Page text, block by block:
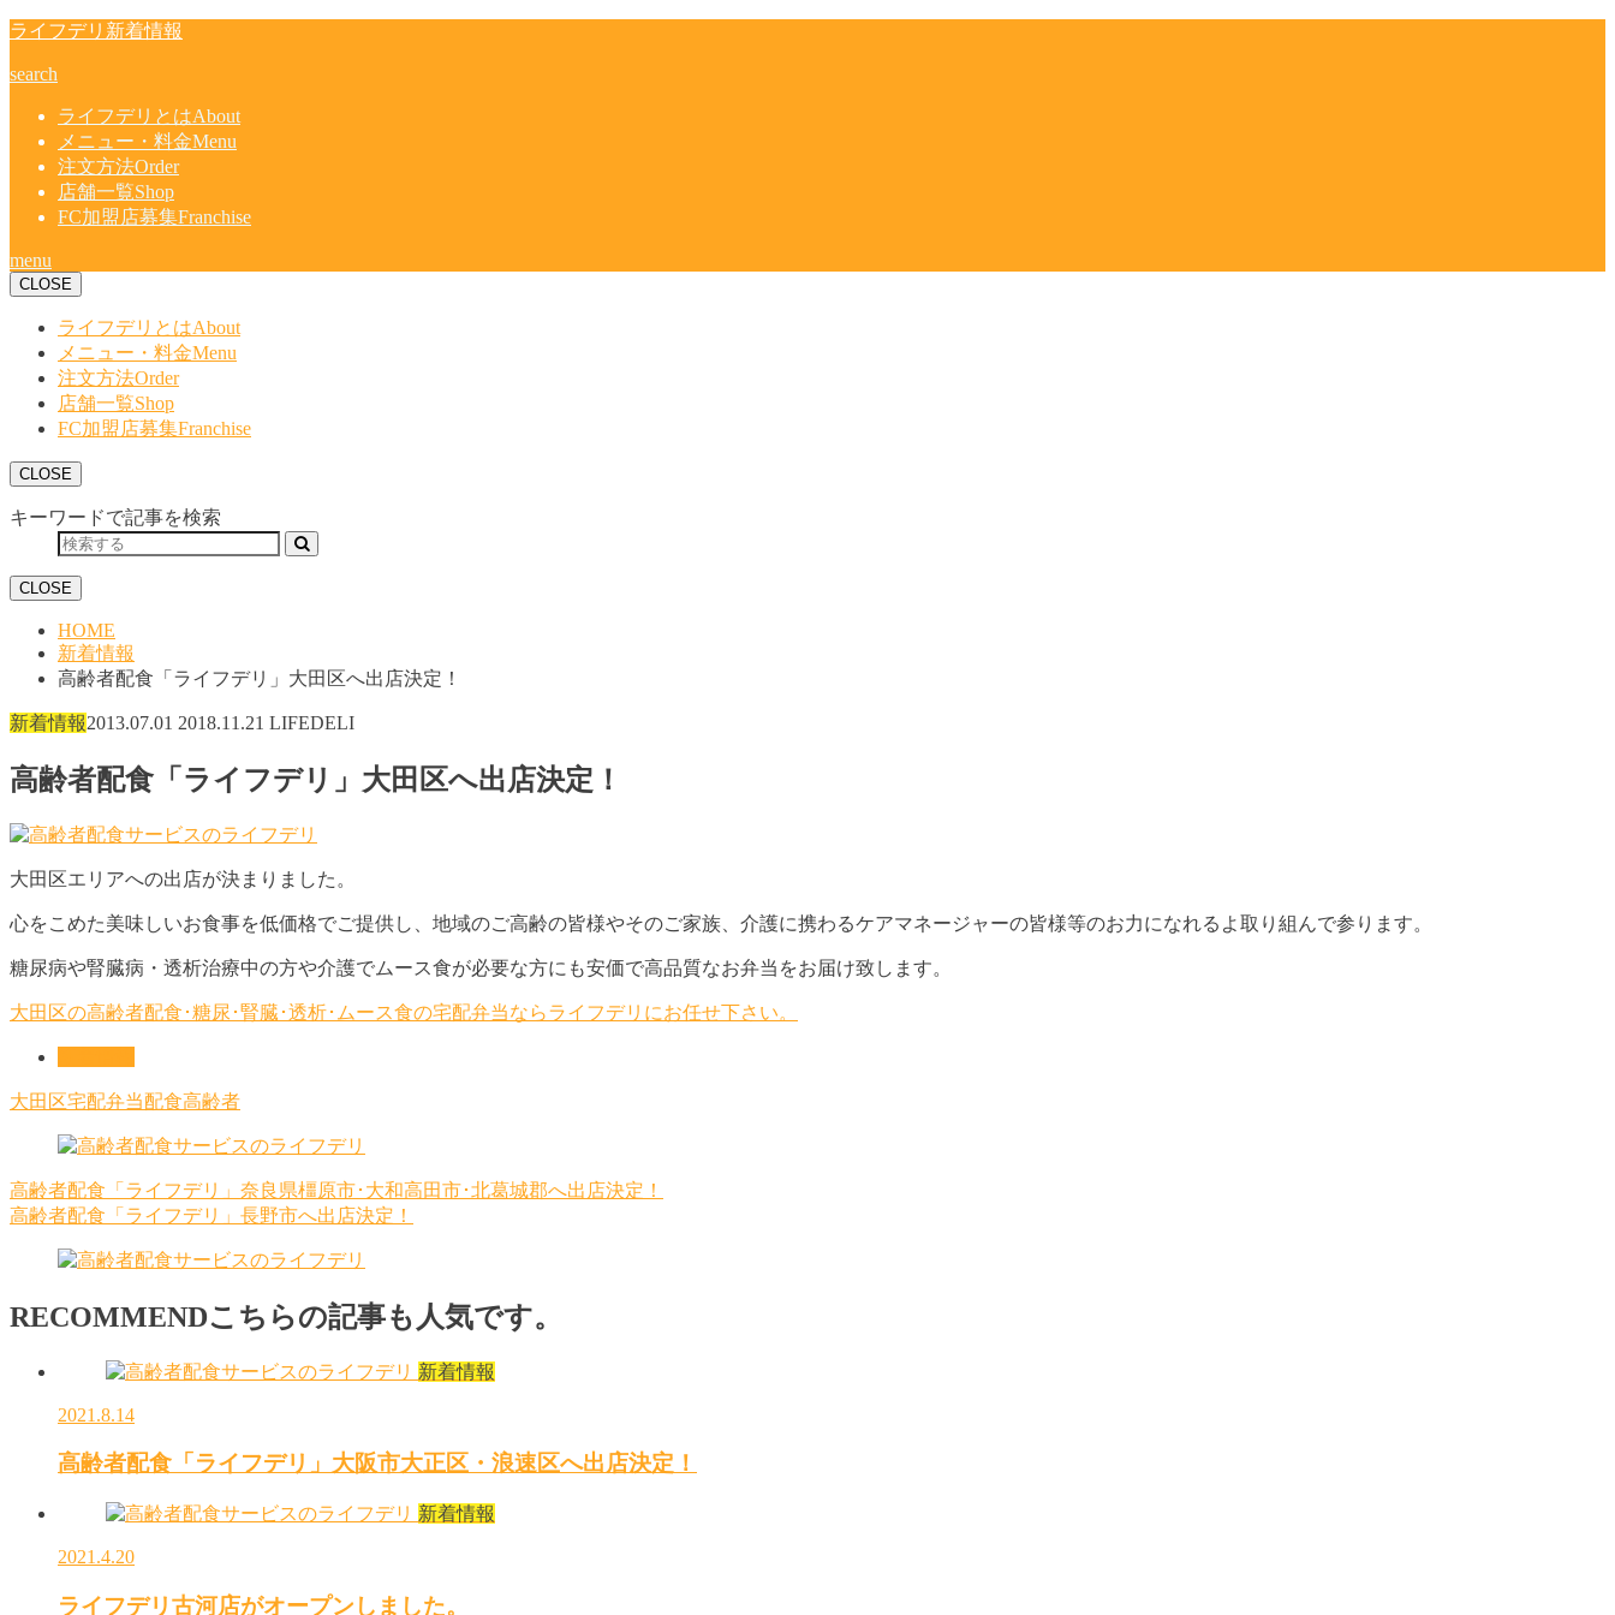
ライフデリ新着情報
search
ライフデリとはAbout
メニュー・料金Menu
注文方法Order
店舗一覧Shop
FC加盟店募集Franchise
menu
CLOSE
ライフデリとはAbout
メニュー・料金Menu
注文方法Order
店舗一覧Shop
FC加盟店募集Franchise
CLOSE
キーワードで記事を検索
CLOSE
HOME
新着情報
高齢者配食「ライフデリ」大田区へ出店決定！
新着情報2013.07.01 2018.11.21 LIFEDELI
高齢者配食「ライフデリ」大田区へ出店決定！
大田区エリアへの出店が決まりました。
心をこめた美味しいお食事を低価格でご提供し、地域のご高齢の皆様やそのご家族、介護に携わるケアマネージャーの皆様等のお力になれるよ取り組んで参ります。
糖尿病や腎臓病・透析治療中の方や介護でムース食が必要な方にも安価で高品質なお弁当をお届け致します。
大田区の高齢者配食･糖尿･腎臓･透析･ムース食の宅配弁当ならライフデリにお任せ下さい。
大田区宅配弁当配食高齢者
高齢者配食「ライフデリ」奈良県橿原市･大和高田市･北葛城郡へ出店決定！
高齢者配食「ライフデリ」長野市へ出店決定！
RECOMMENDこちらの記事も人気です。
新着情報
2021.8.14
高齢者配食「ライフデリ」大阪市大正区・浪速区へ出店決定！
新着情報
2021.4.20
ライフデリ古河店がオープンしました。